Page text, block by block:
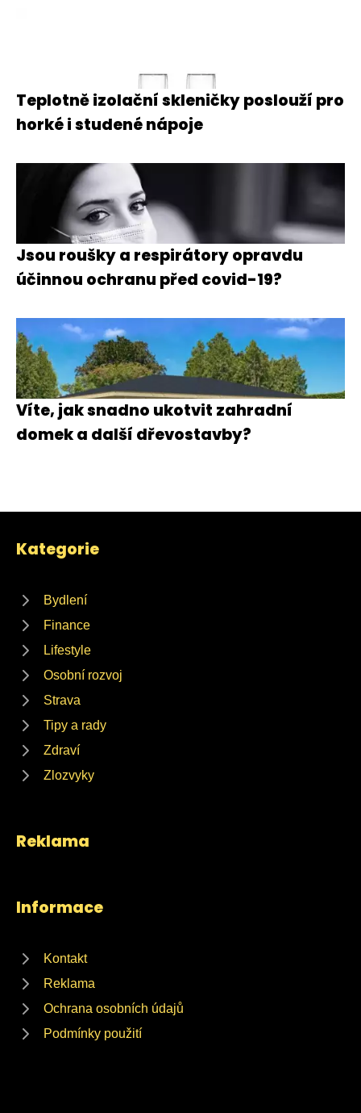
Teplotně izolační skleničky poslouží pro
horké i studené nápoje
Jsou roušky a respirátory opravdu
účinnou ochranu před covid-19?
Víte, jak snadno ukotvit zahradní
domek a další dřevostavby?
Kategorie
Bydlení
Finance
Lifestyle
Osobní rozvoj
Strava
Tipy a rady
Zdraví
Zlozvyky
Reklama
Informace
Kontakt
Reklama
Ochrana osobních údajů
Podmínky použití